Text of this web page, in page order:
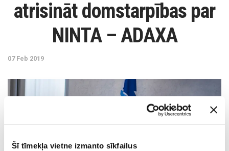
Šī tīmekļa vietne izmanto sīkfailus
atrisināt domstarpības par
NINTA – ADAXA
07 Feb 2019